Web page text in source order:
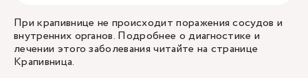
При крапивнице не происходит поражения сосудов и
внутренних органов. Подробнее о диагностике и
лечении этого заболевания читайте на странице
Крапивница.